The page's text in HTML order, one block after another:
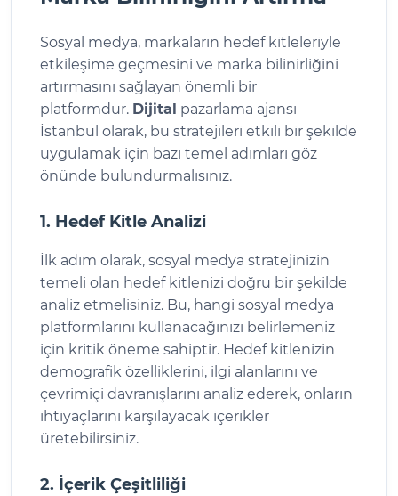
Sosyal medya, markaların hedef kitleleriyle
etkileşime geçmesini ve marka bilinirliğini
artırmasını sağlayan önemli bir
platformdur. Dijital pazarlama ajansı
İstanbul olarak, bu stratejileri etkili bir şekilde
uygulamak için bazı temel adımları göz
önünde bulundurmalısınız.
1. Hedef Kitle Analizi
İlk adım olarak, sosyal medya stratejinizin
temeli olan hedef kitlenizi doğru bir şekilde
analiz etmelisiniz. Bu, hangi sosyal medya
platformlarını kullanacağınızı belirlemeniz
için kritik öneme sahiptir. Hedef kitlenizin
demografik özelliklerini, ilgi alanlarını ve
çevrimiçi davranışlarını analiz ederek, onların
ihtiyaçlarını karşılayacak içerikler
üretebilirsiniz.
2. İçerik Çeşitliliği